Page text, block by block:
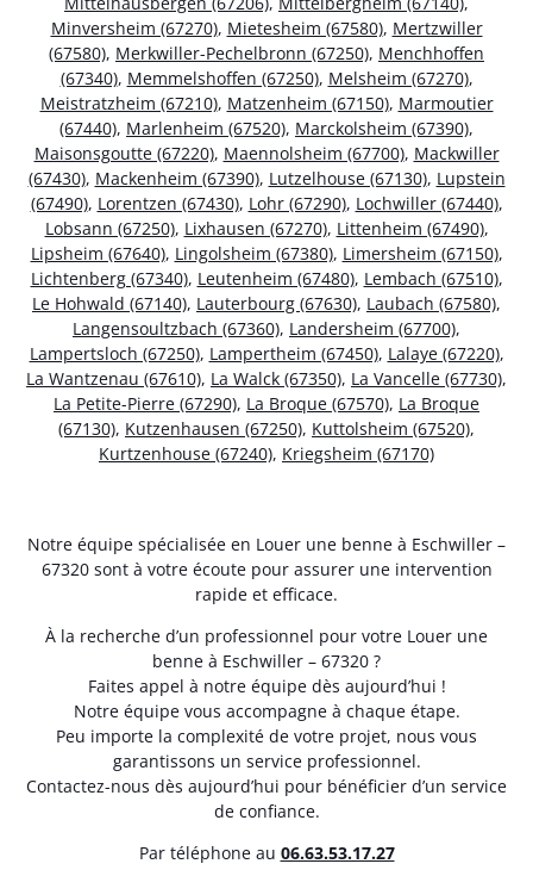
Minversheim (67270), Mietesheim (67580), Mertzwiller
(67580), Merkwiller-Pechelbronn (67250), Menchhoffen
(67340), Memmelshoffen (67250), Melsheim (67270),
Meistratzheim (67210), Matzenheim (67150), Marmoutier
(67440), Marlenheim (67520), Marckolsheim (67390),
Maisonsgoutte (67220), Maennolsheim (67700), Mackwiller
(67430), Mackenheim (67390), Lutzelhouse (67130), Lupstein
(67490), Lorentzen (67430), Lohr (67290), Lochwiller (67440),
Lobsann (67250), Lixhausen (67270), Littenheim (67490),
Lipsheim (67640), Lingolsheim (67380), Limersheim (67150),
Lichtenberg (67340), Leutenheim (67480), Lembach (67510),
Le Hohwald (67140), Lauterbourg (67630), Laubach (67580),
Langensoultzbach (67360), Landersheim (67700),
Lampertsloch (67250), Lampertheim (67450), Lalaye (67220),
La Wantzenau (67610), La Walck (67350), La Vancelle (67730),
La Petite-Pierre (67290), La Broque (67570), La Broque
(67130), Kutzenhausen (67250), Kuttolsheim (67520),
Kurtzenhouse (67240), Kriegsheim (67170)
Notre équipe spécialisée en Louer une benne à Eschwiller –
67320 sont à votre écoute pour assurer une intervention
rapide et efficace.
À la recherche d’un professionnel pour votre Louer une
benne à Eschwiller – 67320 ?
Faites appel à notre équipe dès aujourd’hui !
Notre équipe vous accompagne à chaque étape.
Peu importe la complexité de votre projet, nous vous
garantissons un service professionnel.
Contactez-nous dès aujourd’hui pour bénéficier d’un service
de confiance.
Par téléphone au 06.63.53.17.27